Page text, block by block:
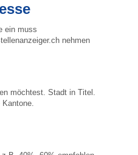
ein muss
nehmen
möchtest. Stadt in Titel.